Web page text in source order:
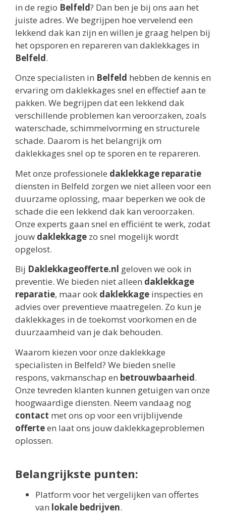
in de regio Belfeld? Dan ben je bij ons aan het
juiste adres. We begrijpen hoe vervelend een
lekkend dak kan zijn en willen je graag helpen bij
het opsporen en repareren van daklekkages in
Belfeld.
Onze specialisten in Belfeld hebben de kennis en
ervaring om daklekkages snel en effectief aan te
pakken. We begrijpen dat een lekkend dak
verschillende problemen kan veroorzaken, zoals
waterschade, schimmelvorming en structurele
schade. Daarom is het belangrijk om
daklekkages snel op te sporen en te repareren.
Met onze professionele daklekkage reparatie
diensten in Belfeld zorgen we niet alleen voor een
duurzame oplossing, maar beperken we ook de
schade die een lekkend dak kan veroorzaken.
Onze experts gaan snel en efficiënt te werk, zodat
jouw daklekkage zo snel mogelijk wordt
opgelost.
Bij Daklekkageofferte.nl geloven we ook in
preventie. We bieden niet alleen daklekkage
reparatie, maar ook daklekkage inspecties en
advies over preventieve maatregelen. Zo kun je
daklekkages in de toekomst voorkomen en de
duurzaamheid van je dak behouden.
Waarom kiezen voor onze daklekkage
specialisten in Belfeld? We bieden snelle
respons, vakmanschap en betrouwbaarheid.
Onze tevreden klanten kunnen getuigen van onze
hoogwaardige diensten. Neem vandaag nog
contact met ons op voor een vrijblijvende
offerteen laat ons jouw daklekkageproblemen
oplossen.
Belangrijkste punten:
Platform voor het vergelijken van offertes
van lokale bedrijven.